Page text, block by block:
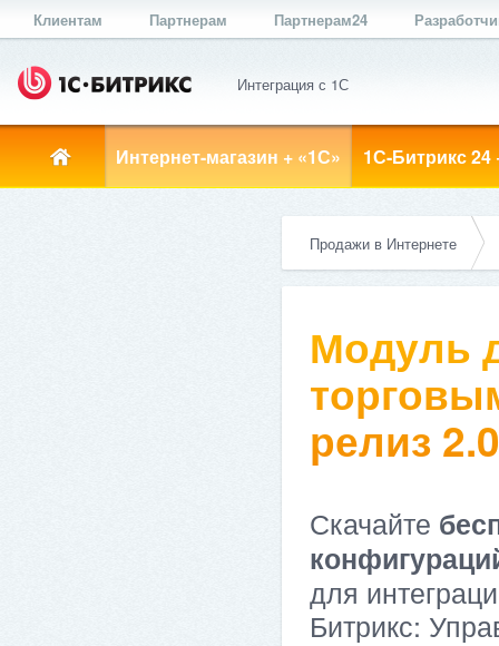
Клиентам Партнерам Партнерам24
Интеграция с 1С
Интернет-магазин + «1С» 1С-Битрикс 24
Продажи в Интернете
Модуль
релиз
Скачайте
для
Битрикс: